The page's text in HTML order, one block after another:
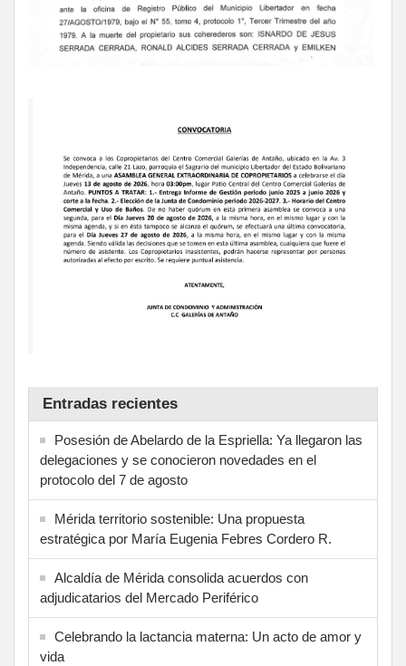
Entradas recientes
Posesión de Abelardo de la Espriella: Ya llegaron las
delegaciones y se conocieron novedades en el
protocolo del 7 de agosto
Mérida territorio sostenible: Una propuesta
estratégica por María Eugenia Febres Cordero R.
Alcaldía de Mérida consolida acuerdos con
adjudicatarios del Mercado Periférico
Celebrando la lactancia materna: Un acto de amor y
vida